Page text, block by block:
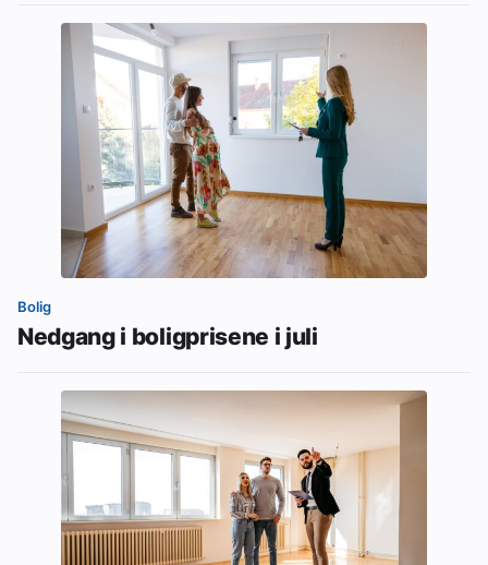
Bolig
Nedgang i boligprisene i juli